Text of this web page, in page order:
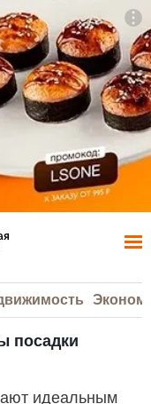
посадки
идеальным